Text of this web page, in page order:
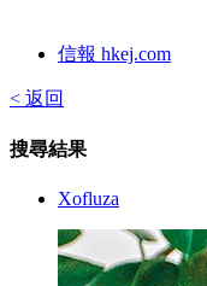
信報 hkej.com
< 返回
搜尋結果
Xofluza